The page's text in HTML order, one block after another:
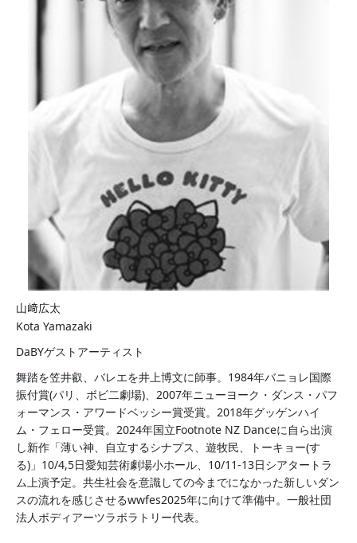
山﨑広太
Kota Yamazaki
DaBYゲストアーティスト
舞踏を笠井叡、バレエを井上博文に師事。1984年バニョレ国際
振付賞(パリ、ボビ二劇場)、2007年ニューヨーク・ダンス・パフ
ォーマンス・アワードベッシー賞受賞。2018年グッゲンハイ
ム・フェロー受賞。2024年国立Footnote NZ Danceに自ら出演
し新作「薄い神、自立するシナプス、遊牧民、トーキョー(す
る)」10/4,5日愛知芸術劇場小ホール、10/11-13日シアタートラ
ム上演予定。共生社会を意識しての今までになかった新しいダン
スの流れを感じさせるwwfes2025年に向けて準備中。一般社団
法人ボディアーツラボラトリー代表。